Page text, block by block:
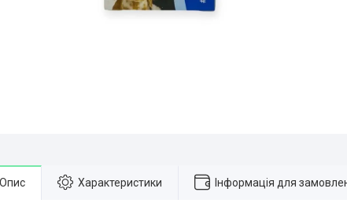
Опис Характеристики Інформація для